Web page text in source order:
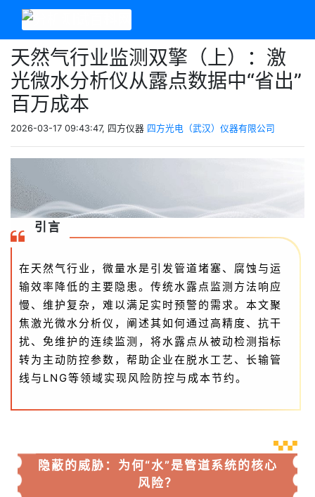
天然气行业监测双擎（上）：激
光微水分析仪从露点数据中“省出”
百万成本
2026-03-17 09:43:47, 四方仪器 四方光电（武汉）仪器有限公司
引言
在天然气行业，微量水是引发管道堵塞、腐蚀与运
输效率降低的主要隐患。传统水露点监测方法响应
慢、维护复杂，难以满足实时预警的需求。本文聚
焦激光微水分析仪，阐述其如何通过高精度、抗干
扰、免维护的连续监测，将水露点从被动检测指标
转为主动防控参数，帮助企业在脱水工艺、长输管
线与LNG等领域实现风险防控与成本节约。
隐蔽的威胁：为何“水”是管道系统的核心
风险？